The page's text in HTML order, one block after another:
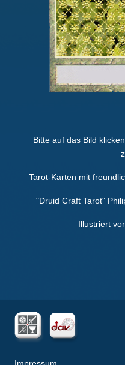
Bitte auf das Bild
Tarot-Karten mit
"Druid Craft Tarot"
Illustriert